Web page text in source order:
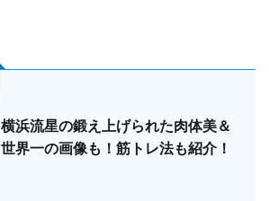
横浜流星の鍛え上げられた肉体美＆
世界一の画像も！筋トレ法も紹介！